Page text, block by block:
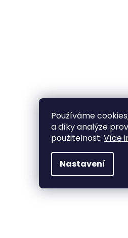
Používáme
a díky analýze
použitelnost. Více
Nastavení